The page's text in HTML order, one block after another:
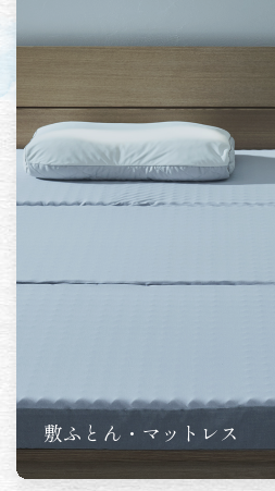
敷ふとん・マットレス